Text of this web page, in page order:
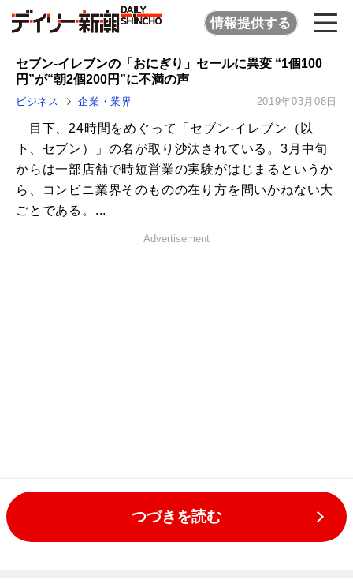
情報提供する
セブン-イレブンの「おにぎり」セールに異変 “1個100
円”が“朝2個200円”に不満の声
ビジネス 企業・業界 2019年03月08日
目下、24時間をめぐって「セブン-イレブン（以
下、セブン）」の名が取り沙汰されている。3月中旬
からは一部店舗で時短営業の実験がはじまるというか
ら、コンビニ業界そのものの在り方を問いかねない大
ごとである。...
Advertisement
つづきを読む